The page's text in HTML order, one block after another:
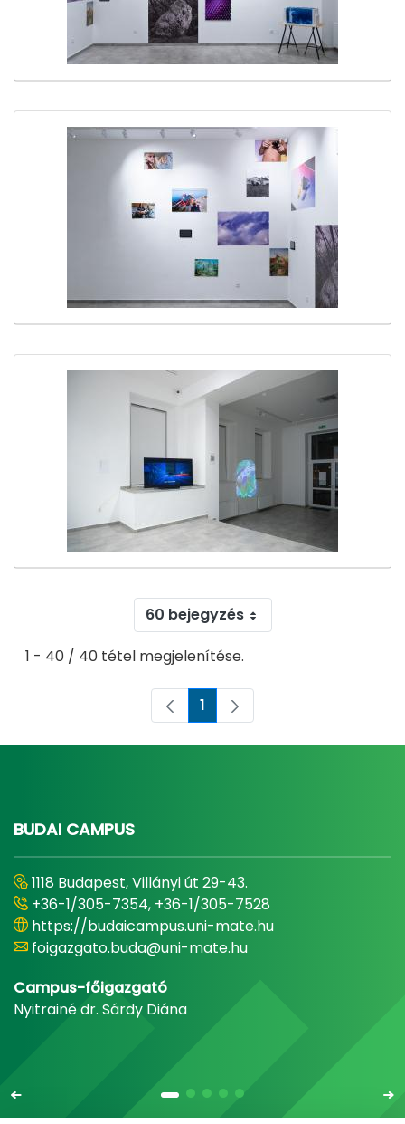
60 bejegyzés
1 - 40 / 40 tétel megjelenítése.
Oldal
1
BUDAI CAMPUS
1118 Budapest, Villányi út 29-43.
+36-1/305-7354, +36-1/305-7528
https://budaicampus.uni-mate.hu
foigazgato.buda@uni-mate.hu
Campus-főigazgató
Nyitrainé dr. Sárdy Diána